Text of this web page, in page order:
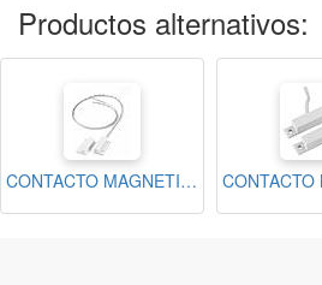
Productos alternativos:
CONTACTO MAGNETICO ALAMBRICO SOBREPUESTO